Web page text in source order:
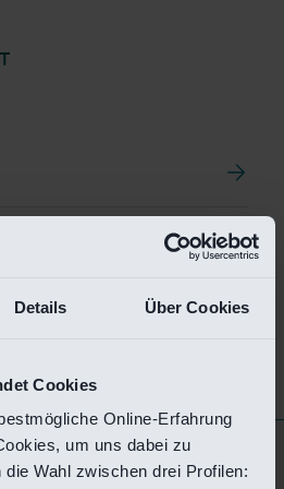
Details Über Cookies
Cookies
Online-Erfahrung
um uns dabei zu
Wahl zwischen drei Profilen:
pagina